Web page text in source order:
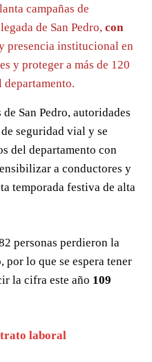
campañas de
de San Pedro, con
presencia institucional en
y proteger a más de 120
San Pedro, autoridades
seguridad vial y se
del departamento con
a conductores y
temporada festiva de alta
personas perdieron la
por lo que se espera tener
la cifra este año 109
laboral